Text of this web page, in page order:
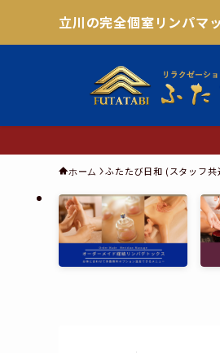
立川の完全個室リンパマ
ホーム ふたたび日和 (スタッフ共